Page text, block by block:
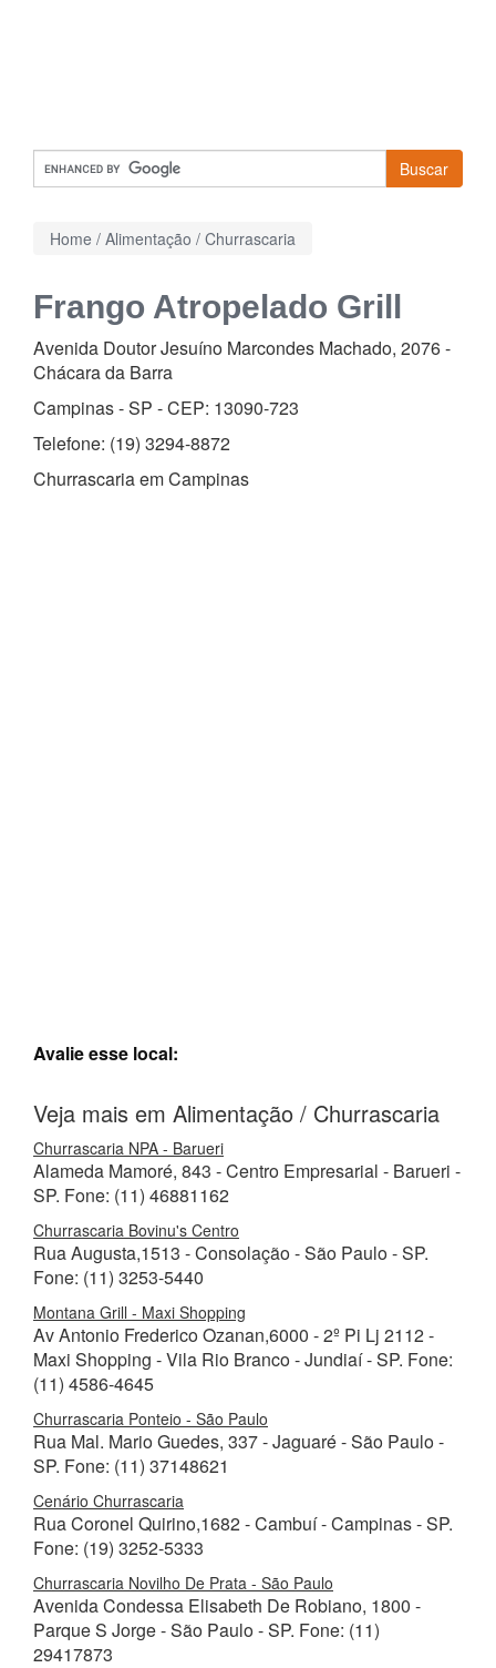
Buscar
Home / Alimentação / Churrascaria
Frango Atropelado Grill
Avenida Doutor Jesuíno Marcondes Machado, 2076-
Chácara da Barra
Campinas - SP - CEP: 13090-723
Telefone: (19) 3294-8872
Churrascaria em Campinas
Avalie esse local:
Veja mais em Alimentação / Churrascaria
Churrascaria NPA - Barueri
Alameda Mamoré, 843 - Centro Empresarial - Barueri -
SP. Fone: (11) 46881162
Churrascaria Bovinu's Centro
Rua Augusta,1513 - Consolação - São Paulo - SP.
Fone: (11) 3253-5440
Montana Grill - Maxi Shopping
Av Antonio Frederico Ozanan,6000 - 2º Pi Lj 2112 -
Maxi Shopping - Vila Rio Branco - Jundiaí - SP. Fone:
(11) 4586-4645
Churrascaria Ponteio - São Paulo
Rua Mal. Mario Guedes, 337 - Jaguaré - São Paulo -
SP. Fone: (11) 37148621
Cenário Churrascaria
Rua Coronel Quirino,1682 - Cambuí - Campinas - SP.
Fone: (19) 3252-5333
Churrascaria Novilho De Prata - São Paulo
Avenida Condessa Elisabeth De Robiano, 1800 -
Parque S Jorge - São Paulo - SP. Fone: (11)
29417873